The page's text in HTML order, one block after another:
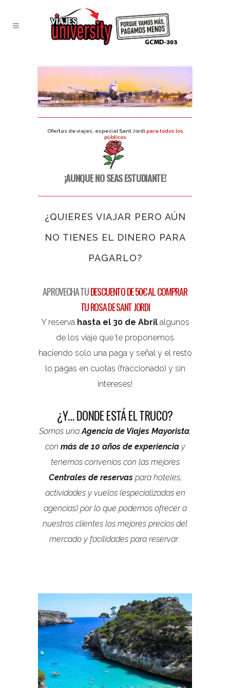
Ofertas de viajes, especial Sant Jordi para todos los
públicos
¡AUNQUE NO SEAS ESTUDIANTE!
¿QUIERES VIAJAR PERO AÚN
NO TIENES EL DINERO PARA
PAGARLO?
APROVECHA TUDESCUENTO DE 50€ AL COMPRAR
TU ROSA DE SANT JORDI
Y reserva hasta el 30 de Abrilalgunos
de los viaje que te proponemos
haciendo solo una paga y señal y el resto
lo pagas en cuotas (fraccionado) y sin
intereses!
¿Y… DONDE ESTÁ EL TRUCO?
Somos unaAgencia de Viajes Mayorista,
con más de 10 años de experienciay
tenemos convenios con las mejores
Centrales de reservaspara hoteles,
actividades y vuelos (especializadas en
agencias) por lo que podemos ofrecer a
nuestros clientes los mejores precios del
mercado y facilidades para reservar.